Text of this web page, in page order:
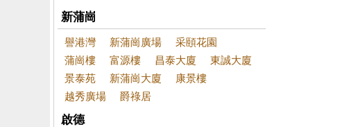
新蒲崗
譽港灣 新蒲崗廣場
采頤花園
蒲崗樓
富源樓 昌泰大廈
東誠大廈
景泰苑
新蒲崗大廈
康景樓
越秀廣場
爵祿居
啟德